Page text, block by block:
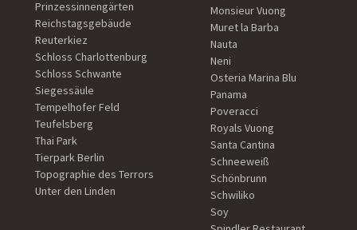
Prinzessinnengärten
Reichstagsgebäude
Reuterkiez
Schloss Charlottenburg
Schloss Schwante
Siegessäule
Tempelhofer Feld
Teufelsberg
Thai Park
Tierpark Berlin
Topographie des Terrors
Unter den Linden
Monsieur Vuong
Muret la Barba
Nauta
Neni
Osteria Marina Blu
Panama
Poveracci
Royals Vuong
Santa Cantina
Schneeweiß
Schönbrunn
Schwiliko
Soy